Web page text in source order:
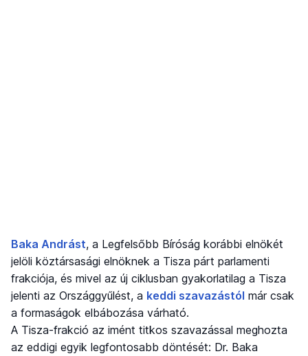
Baka Andrást, a Legfelsőbb Bíróság korábbi elnökét
jelöli köztársasági elnöknek a Tisza párt parlamenti
frakciója, és mivel az új ciklusban gyakorlatilag a Tisza
jelenti az Országgyűlést, a keddi szavazástól már csak
a formaságok elbábozása várható.
A Tisza-frakció az imént titkos szavazással meghozta
az eddigi egyik legfontosabb döntését: Dr. Baka